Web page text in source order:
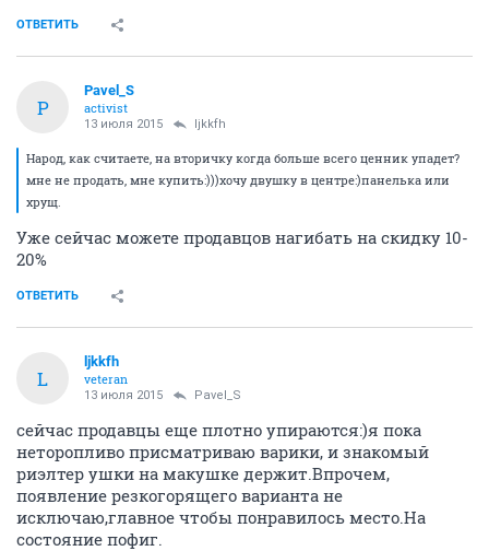
ОТВЕТИТЬ
P
Pavel_S
activist
13 июля 2015 ljkkfh
Народ, как считаете, на вторичку когда больше всего ценник упадет?
мне не продать, мне купить:)))хочу двушку в центре:)панелька или
хрущ.
Уже сейчас можете продавцов нагибать на скидку 10-
20%
ОТВЕТИТЬ
L
ljkkfh
veteran
13 июля 2015 Pavel_S
сейчас продавцы еще плотно упираются:)я пока
неторопливо присматриваю варики, и знакомый
риэлтер ушки на макушке держит.Впрочем,
появление резкогорящего варианта не
исключаю,главное чтобы понравилось место.На
состояние пофиг.